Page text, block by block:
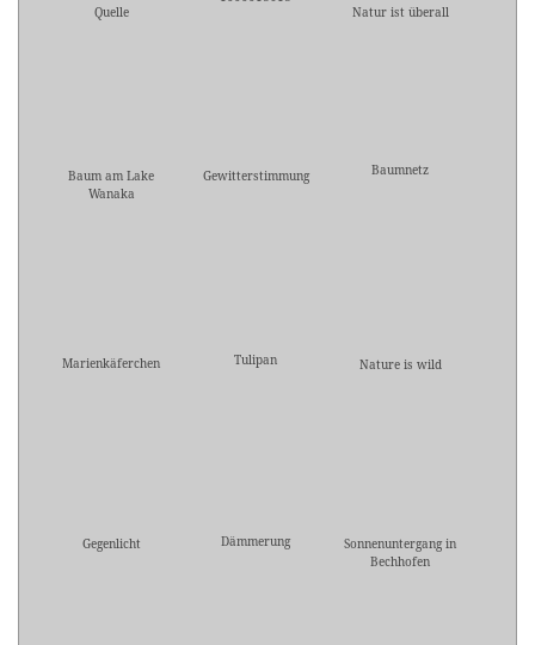
Quelle
Natur ist überall
Baum am Lake
Wanaka
Gewitterstimmung Baumnetz
Marienkäferchen Tulipan Nature is wild
Gegenlicht Dämmerung
Sonnenuntergang in
Bechhofen